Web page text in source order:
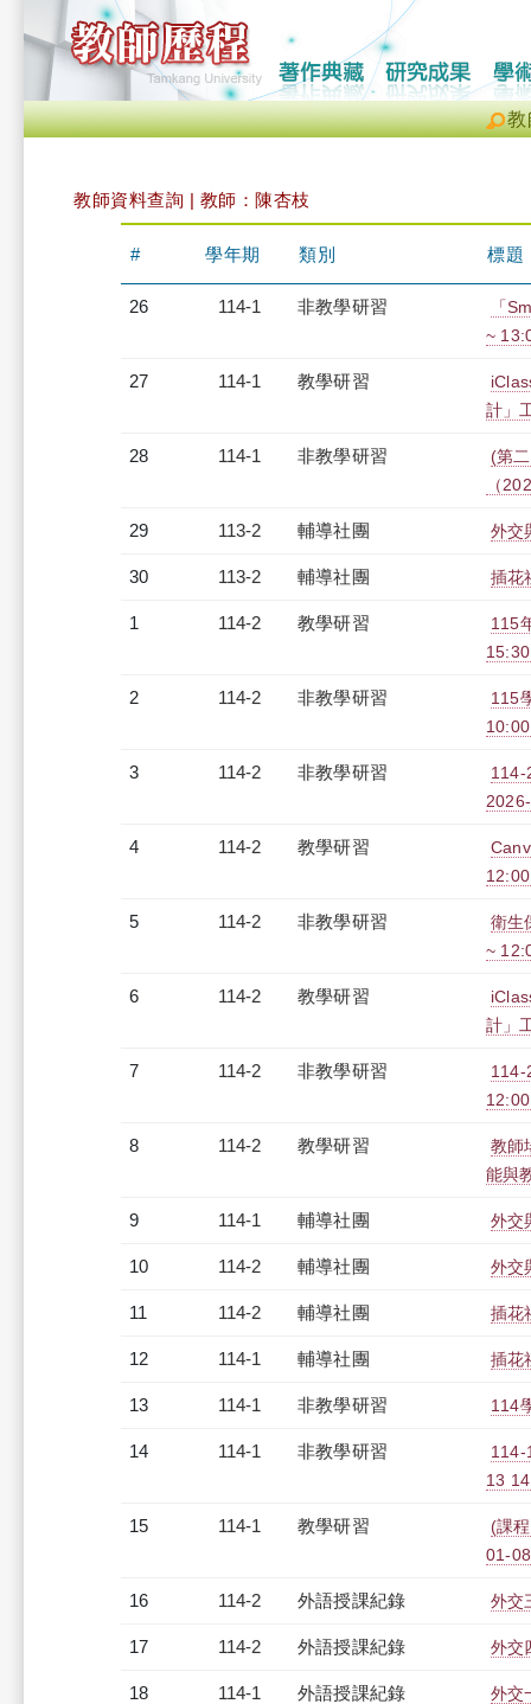
教
教師資料查詢 | 教師：陳杏枝
# 學年期 類別 標題
26 114-1 非教學研習
「
~
27 114-1 教學研習
計」
28 114-1 非教學研習
(第
（
29 113-2 輔導社團 外交
30 113-2 輔導社團 插花
1 114-2 教學研習
115
2 114-2 非教學研習
115
3 114-2 非教學研習
114-
4 114-2 教學研習
5 114-2 非教學研習
衛生
~
6 114-2 教學研習
計」
7 114-2 非教學研習
114-
8 114-2 教學研習
教師
能與
9 114-1 輔導社團 外交
10 114-2 輔導社團 外交
11 114-2 輔導社團 插花
12 114-1 輔導社團 插花
13 114-1 非教學研習 114
14 114-1 非教學研習
114-
13
15 114-1 教學研習
(課
01-
16 114-2 外語授課紀錄 外交
17 114-2 外語授課紀錄 外交
18 114-1 外語授課紀錄 外交